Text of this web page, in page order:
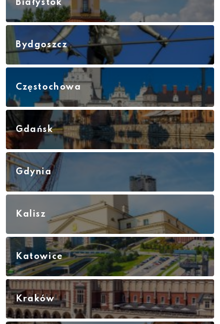
Białystok
Bydgoszcz
Częstochowa
Gdańsk
Gdynia
Kalisz
Katowice
Kraków